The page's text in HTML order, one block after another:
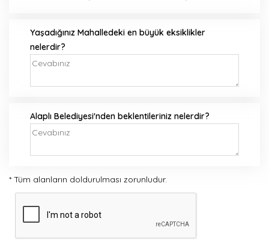
Yaşadığınız Mahalledeki en büyük eksiklikler
nelerdir?
Alaplı Belediyesi'nden beklentileriniz nelerdir?
* Tüm alanların doldurulması zorunludur.